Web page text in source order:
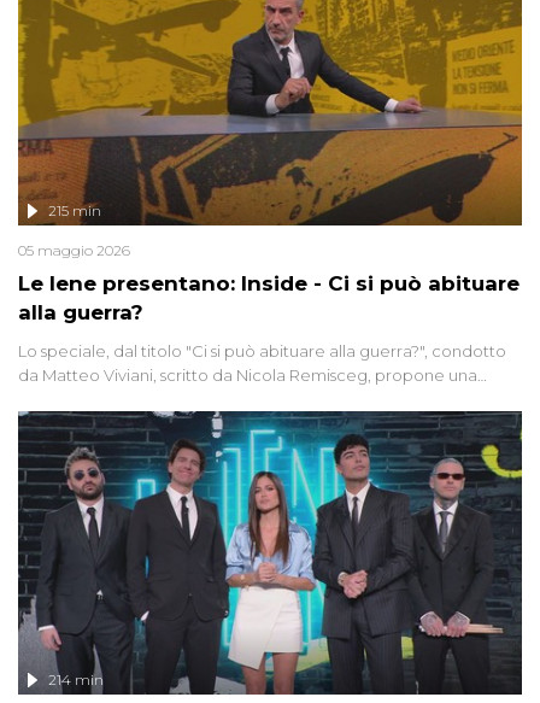
Le Iene presentano: Inside - Ci si può abituare
alla guerra?
215 min
05 maggio 2026
Lo speciale, dal titolo "Ci si può abituare alla guerra?", condotto
da Matteo Viviani, scritto da Nicola Remisceg, propone una
di settore - su quanto la guerra sia diventata una realtà pervasiva.
Anche se l'Italia non è direttamente coinvolta in conflitti armati, il
contesto globale rende impossibile considerarla un fenomeno
lontano.
214 min